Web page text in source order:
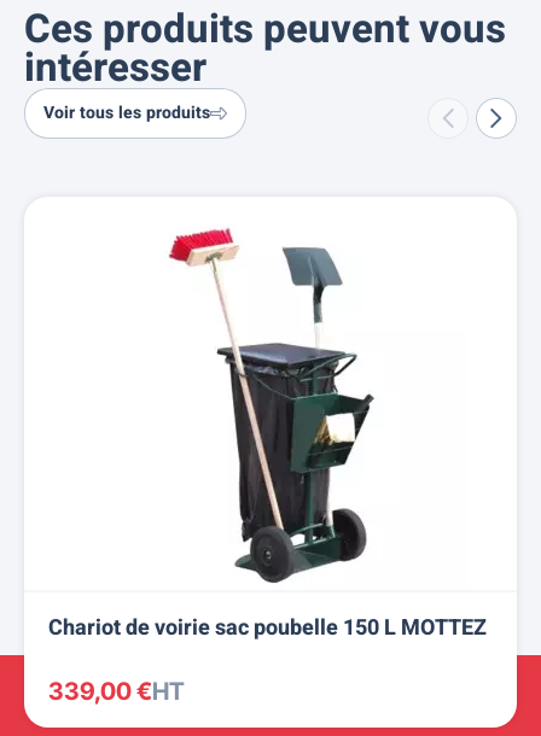
Ces produits peuvent vous
intéresser
Voir tous les produits
Chariot de voirie sac poubelle 150 L MOTTEZ
339,00 €HT